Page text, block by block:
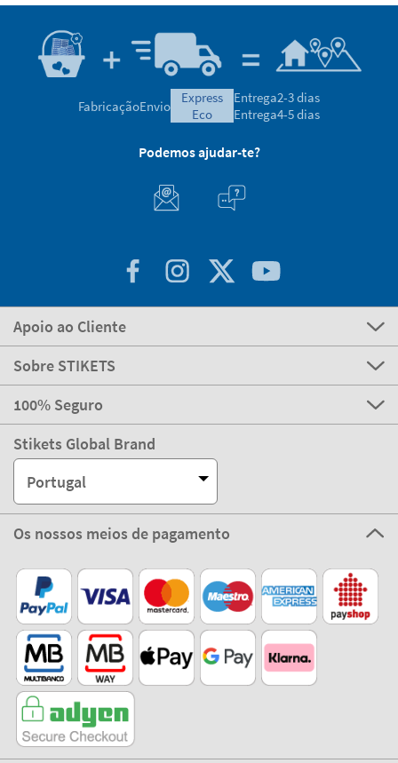
FabricaçãoEnvio
express
eco
Entrega2-3 dias
Entrega4-5 dias
Podemos ajudar-te?
Apoio ao Cliente
Sobre STIKETS
100% Seguro
Stikets Global Brand
Portugal
Os nossos meios de pagamento